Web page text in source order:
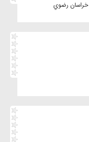
خراسان رضوي